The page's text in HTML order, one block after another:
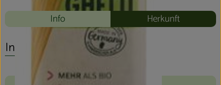
Info Herkunft
Info